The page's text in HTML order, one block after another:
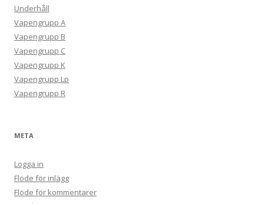
Underhåll
Vapengrupp A
Vapengrupp B
Vapengrupp C
Vapengrupp K
Vapengrupp Lp
Vapengrupp R
META
Logga in
Flöde för inlägg
Flöde för kommentarer